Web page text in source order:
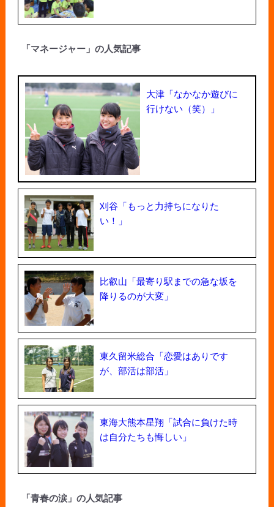
「マネージャー」の人気記事
大津「なかなか遊びに
行けない（笑）」
刈谷「もっと力持ちになりた
い！」
比叡山「最寄り駅までの急な坂を
降りるのが大変」
東久留米総合「恋愛はありです
が、部活は部活」
東海大熊本星翔「試合に負けた時
は自分たちも悔しい」
「青春の涙」の人気記事